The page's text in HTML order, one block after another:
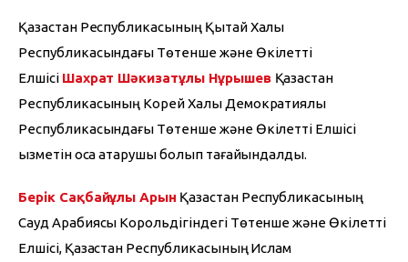
Қазақстан Республикасының Қытай Халық
Республикасындағы Төтенше және Өкілетті
Елшісі Шахрат Шәкизатұлы Нұрышев Қазақстан
Республикасының Корей Халық Демократиялық
Республикасындағы Төтенше және Өкілетті Елшісі
қызметін қоса атқарушы болып тағайындалды.
Берік Сақбайұлы Арын Қазақстан Республикасының
Сауд Арабиясы Корольдігіндегі Төтенше және Өкілетті
Елшісі, Қазақстан Республикасының Ислам